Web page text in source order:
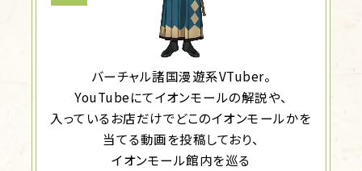
バーチャル諸国漫遊系VTuber。
YouTubeにてイオンモールの解説や、
入っているお店だけでどこのイオンモールかを
当てる動画を投稿しており、
イオンモール館内を巡る